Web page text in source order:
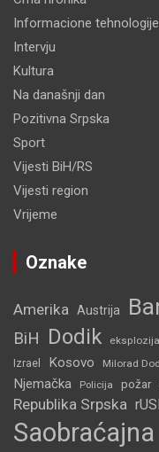
Informacione tehnologije
Intervju
Kultura
Na današnji dan
Pozitivna Srpska
Sport
Vijesti BiH/RS
Vijesti region
Vrijeme
Oznake
Amerika Austrija
BiH Dodik eksplozija
Izrael Kosovo Milorad
Njemačka Policija požar
Republika Srpska